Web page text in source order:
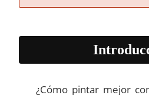
¿Cómo pintar mejor